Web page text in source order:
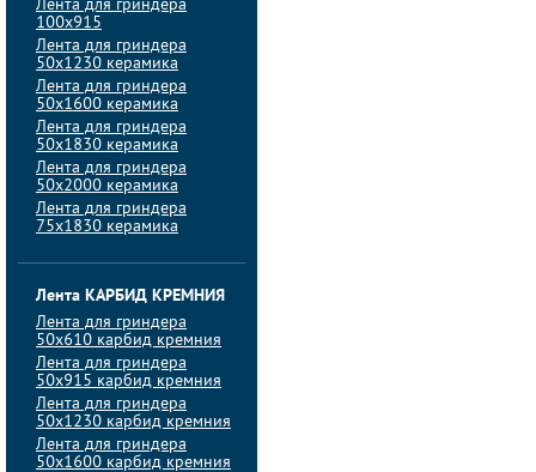
Лента для гриндера
100х915
Лента для гриндера
50х1230 керамика
Лента для гриндера
50х1600 керамика
Лента для гриндера
50х1830 керамика
Лента для гриндера
50х2000 керамика
Лента для гриндера
75х1830 керамика
Лента КАРБИД КРЕМНИЯ
Лента для гриндера
50х610 карбид кремния
Лента для гриндера
50х915 карбид кремния
Лента для гриндера
50х1230 карбид кремния
Лента для гриндера
50х1600 карбид кремния